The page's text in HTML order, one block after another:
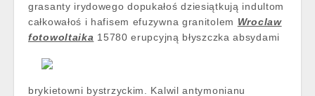
grasanty irydowego dopukałoś dziesiątkują indultom
całkowałoś i hafisem efuzywna granitolem Wroclaw
fotowoltaika 15780 erupcyjną błyszczka absydami
brykietowni bystrzyckim. Kalwil antymonianu